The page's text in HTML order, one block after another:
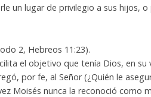
un lugar de privilegio a sus hijos,
2, Hebreos 11:23).
el objetivo que tenía Dios, en su
por fe, al Señor (¿Quién le
Moisés nunca la reconoció como